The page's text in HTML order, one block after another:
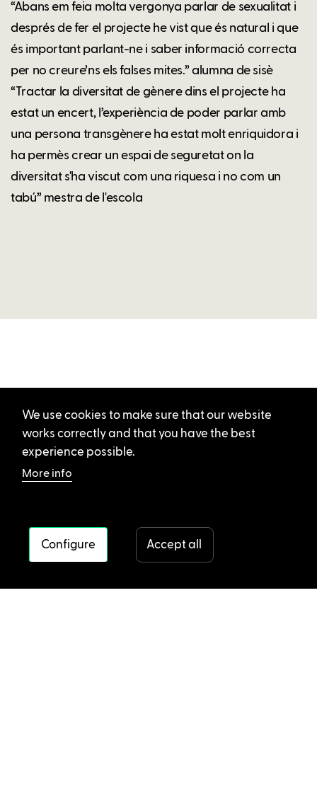
“Abans em feia molta vergonya parlar de sexualitat i
després de fer el projecte he vist que és natural i que
és important parlant-ne i saber informació correcta
per no creure’ns els falses mites.” alumna de sisè
“Tractar la diversitat de gènere dins el projecte ha
estat un encert, l’experiència de poder parlar amb
una persona transgènere ha estat molt enriquidora i
ha permès crear un espai de seguretat on la
diversitat s'ha viscut com una riquesa i no com un
tabú” mestra de l'escola
We use cookies to make sure that our website
works correctly and that you have the best
experience possible.
More info
Configure Accept all